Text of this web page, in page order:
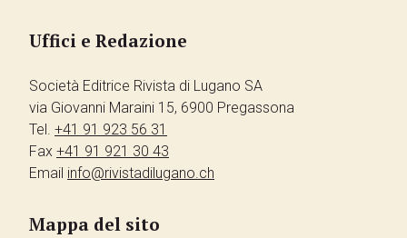
Uffici e Redazione
Società Editrice Rivista di Lugano SA
via Giovanni Maraini 15, 6900 Pregassona
Tel. +41 91 923 56 31
Fax +41 91 921 30 43
Email info@rivistadilugano.ch
Mappa del sito